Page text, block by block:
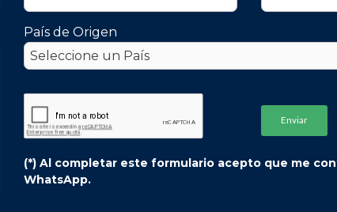
País de Origen
(*) Al completar este formulario acepto que me
WhatsApp.